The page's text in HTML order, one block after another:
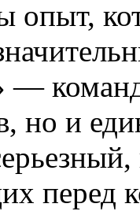
опыт,
но и
перед